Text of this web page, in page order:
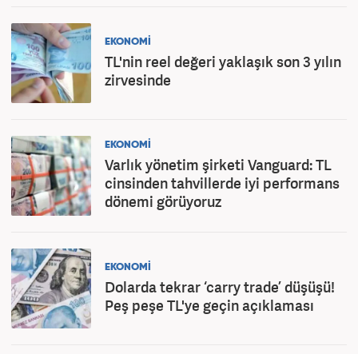
EKONOMİ
TL'nin reel değeri yaklaşık son 3 yılın
zirvesinde
EKONOMİ
Varlık yönetim şirketi Vanguard: TL
cinsinden tahvillerde iyi performans
dönemi görüyoruz
EKONOMİ
Dolarda tekrar ‘carry trade’ düşüşü!
Peş peşe TL'ye geçin açıklaması